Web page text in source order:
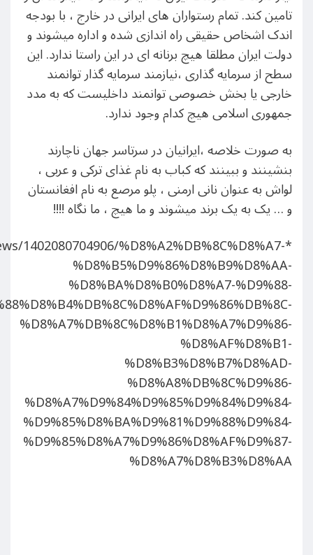
تامین کند. تمام رستواران های ایرانی در خارج ، با بودجه
اندک اشخاص حقیقی راه اندازی شده و اداره میشوند و
دولت ایران مطلقا هیچ برنانه ای در این راستا ندارد. این
سطح از سرمایه گذاری ،نیازمند سرمایه گذار توانمند
خارجی یا بخش خصوصی توانمند داخلیست که به مدد
جمهوری اسلامی هیچ کدام وجود ندارد.
به صورت خلاصه ،ایرانیان در سرتاسر جهان ناچارند
بنشینند و ببینند که کباب به نام غذای ترکی و عربی ،
لواش به عنوان نانی ارمنی ، پلو مرصع به نام افغانستان
و … یک به یک برند میشوند و ما هیچ ، ما نگاه !!!!
1402080704906/%D8%A2%DB%8C%D8%A7-
%D8%B5%D9%86%D8%B9%D8%AA-
%D8%BA%D8%B0%D8%A7-%D9%88-
%D8%A7%DB%8C%D8%B1%D8%A7%D9%86-
%D8%AF%D8%B1-
%D8%B3%D8%B7%D8%AD-
%D8%A8%DB%8C%D9%86-
%D8%A7%D9%84%D9%85%D9%84%D9%84-
%D9%85%D8%BA%D9%81%D9%88%D9%84-
%D9%85%D8%A7%D9%86%D8%AF%D9%87-
%D8%A7%D8%B3%D8%AA